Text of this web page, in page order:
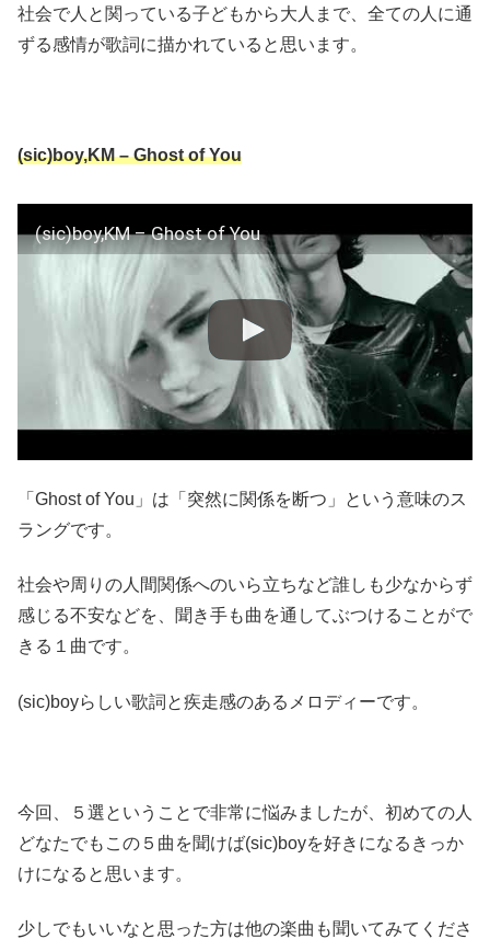
社会で人と関っている子どもから大人まで、全ての人に通
ずる感情が歌詞に描かれていると思います。
(sic)boy,KM – Ghost of You
(sic)boy,KM – Ghost of You
「Ghost of You」は「突然に関係を断つ」という意味のス
ラングです。
社会や周りの人間関係へのいら立ちなど誰しも少なからず
感じる不安などを、聞き手も曲を通してぶつけることがで
きる１曲です。
(sic)boyらしい歌詞と疾走感のあるメロディーです。
今回、５選ということで非常に悩みましたが、初めての人
どなたでもこの５曲を聞けば(sic)boyを好きになるきっか
けになると思います。
少しでもいいなと思った方は他の楽曲も聞いてみてくださ